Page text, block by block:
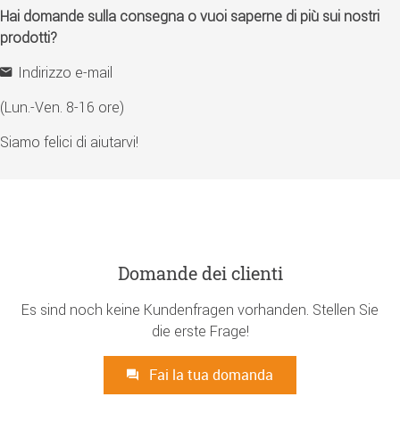
Hai domande sulla consegna o vuoi saperne di più sui nostri
prodotti?
Indirizzo e-mail
(Lun.-Ven. 8-16 ore)
Siamo felici di aiutarvi!
Domande dei clienti
Es sind noch keine Kundenfragen vorhanden. Stellen Sie
die erste Frage!
Fai la tua domanda